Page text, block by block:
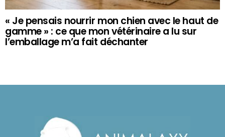
« Je pensais nourrir mon chien avec le haut de
gamme » : ce que mon vétérinaire a lu sur
l’emballage m’a fait déchanter